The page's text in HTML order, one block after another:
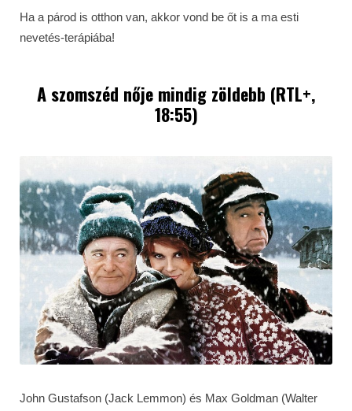
Ha a párod is otthon van, akkor vond be őt is a ma esti
nevetés-terápiába!
A szomszéd nője mindig zöldebb (RTL+,
18:55)
John Gustafson (Jack Lemmon) és Max Goldman (Walter